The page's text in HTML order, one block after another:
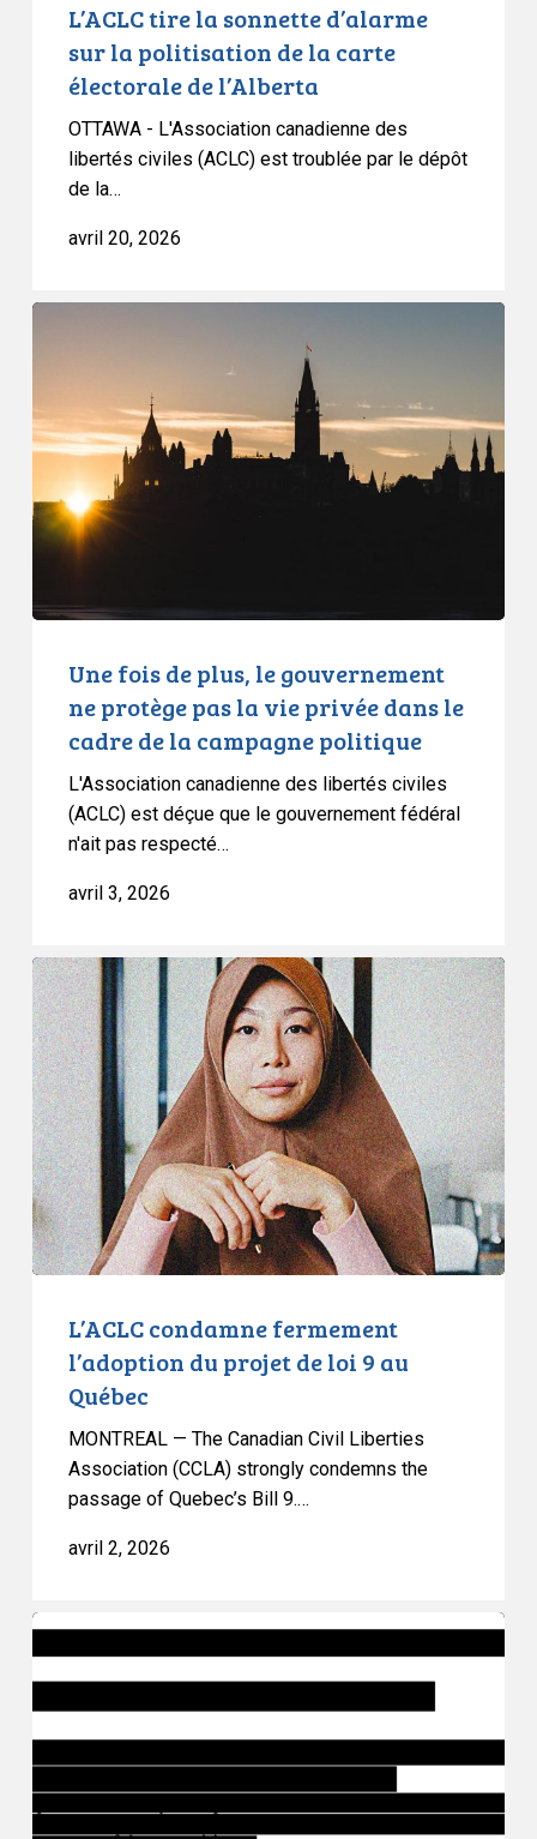
l’Alberta
L’ACLC tire la sonnette d’alarme
sur la politisation de la carte
électorale de l’Alberta
OTTAWA - L'Association canadienne des
libertés civiles (ACLC) est troublée par le dépôt
de la…
avril 20, 2026
plus,
le
gouvernement
ne
protège
cadre
campagne
Une fois de plus, le gouvernement
ne protège pas la vie privée dans le
cadre de la campagne politique
L'Association canadienne des libertés civiles
(ACLC) est déçue que le gouvernement fédéral
n'ait pas respecté…
avril 3, 2026
L’ACLC
condamne
fermement
l’adoption
du
projet
de
loi
9
au
Québec
L’ACLC condamne fermement
l’adoption du projet de loi 9 au
Québec
MONTREAL — The Canadian Civil Liberties
Association (CCLA) strongly condemns the
passage of Quebec’s Bill 9.…
avril 2, 2026
Le
projet
de
loi
l’Ontario